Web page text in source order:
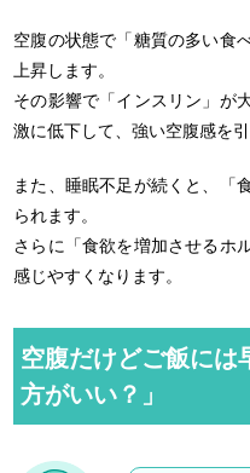
空腹の状態で「糖質の多い食
上昇します。
その影響で 「インスリン 」 が
激に低下して、強い空腹感を引
また、睡眠不足が続くと、 「
られます。
さらに 「食欲を増加させるホ
感じやすくなります。
空腹だけどご飯には
方がいい？」